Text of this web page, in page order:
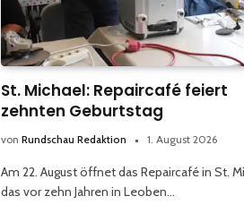
St. Michael: Repaircafé feiert
zehnten Geburtstag
von Rundschau Redaktion 1. August 2026
Am 22. August öffnet das Repaircafé in St.
das vor zehn Jahren in Leoben…